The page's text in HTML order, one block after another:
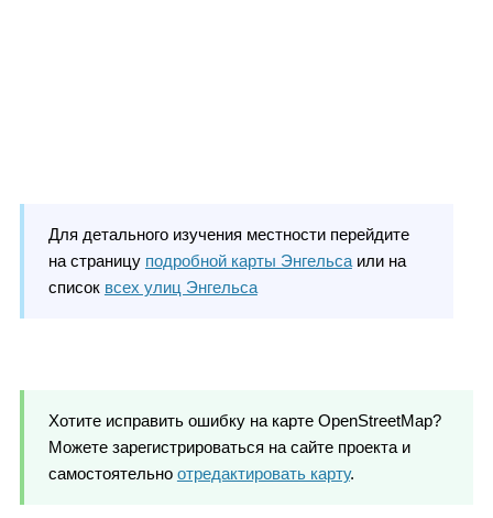
Для детального изучения местности перейдите
на страницу подробной карты Энгельсаили на
список всех улиц Энгельса
Хотите исправить ошибку на карте OpenStreetMap?
Можете зарегистрироваться на сайте проекта и
самостоятельно отредактировать карту.